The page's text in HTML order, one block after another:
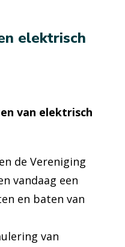
elektrisch
van elektrisch
de Vereniging
vandaag een
en baten van
van